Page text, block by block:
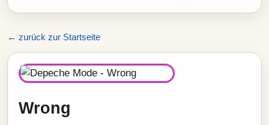
← zurück zur Startseite
Wrong